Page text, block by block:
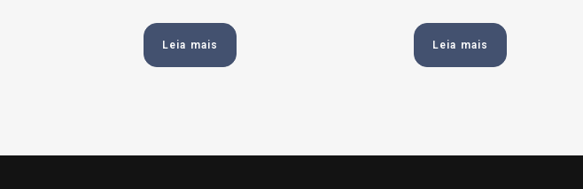
Leia mais Leia mais